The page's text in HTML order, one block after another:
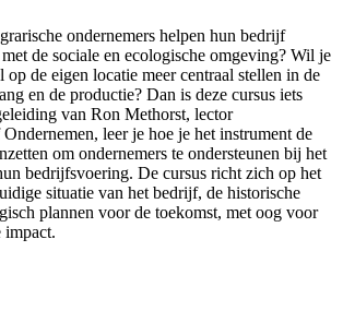
ondernemers helpen hun bedrijf
de sociale en ecologische omgeving? Wil je
op de eigen locatie meer centraal stellen in de
en de productie? Dan is deze cursus iets
van Ron Methorst, lector
leer je hoe je het instrument de
om ondernemers te ondersteunen bij het
bedrijfsvoering. De cursus richt zich op het
situatie van het bedrijf, de historische
plannen voor de toekomst, met oog voor
impact.